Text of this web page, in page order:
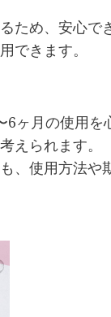
ため、安心
できます。
ヶ月の使用
えられます。
、使用方法